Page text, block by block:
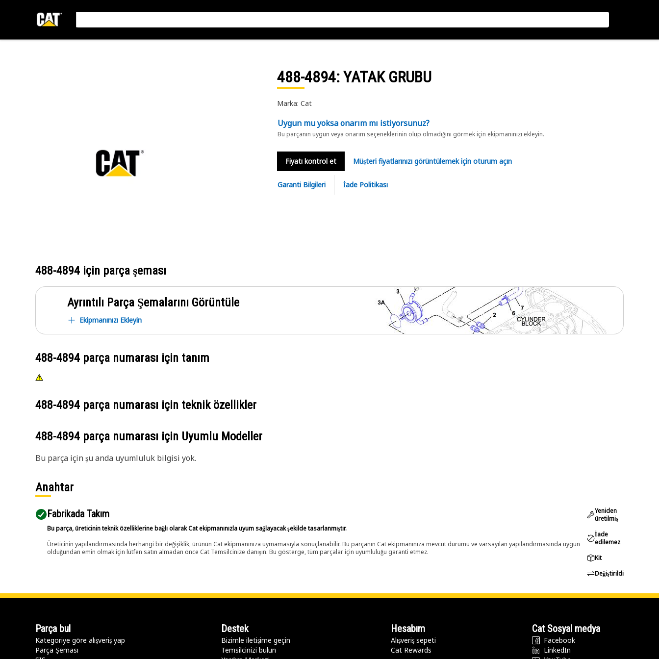
488-4894: YATAK GRUBU
Marka: Cat
Uygun mu yoksa onarım mı istiyorsunuz?
Bu parçanın uygun veya onarım seçeneklerinin olup olmadığını görmek için ekipmanınızı ekleyin.
Fiyatı kontrol et Müşteri fiyatlarınızı görüntülemek için oturum açın
Garanti Bilgileri İade Politikası
488-4894 için parça şeması
Ayrıntılı Parça Şemalarını Görüntüle
Ekipmanınızı Ekleyin
488-4894 parça numarası için tanım
488-4894 parça numarası için teknik özellikler
488-4894 parça numarası için Uyumlu Modeller
Bu parça için şu anda uyumluluk bilgisi yok.
Anahtar
Fabrikada Takım
Bu parça, üreticinin teknik özelliklerine bağlı olarak Cat ekipmanınızla uyum sağlayacak şekilde tasarlanmıştır.
Üreticinin yapılandırmasında herhangi bir değişiklik, ürünün Cat ekipmanınıza uymamasıyla sonuçlanabilir. Bu parçanın Cat ekipmanınıza mevcut durumu ve varsayılan yapılandırmasında uygun
olduğundan emin olmak için lütfen satın almadan önce Cat Temsilcinize danışın. Bu gösterge, tüm parçalar için uyumluluğu garanti etmez.
Yeniden
üretilmiş
İade
edilemez
Kit
Değiştirildi
Parça bul
Kategoriye göre alışveriş yap
Parça Şeması
Destek
Bizimle iletişime geçin
Temsilcinizi bulun
Hesabım
Alışveriş sepeti
Cat Rewards
Cat Sosyal medya
Facebook
LinkedIn